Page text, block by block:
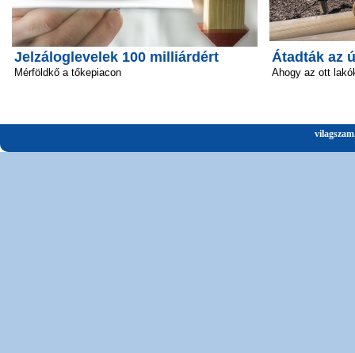
Jelzáloglevelek 100 milliárdért
Mérföldkő a tőkepiacon
Átadták az
Ahogy az ott